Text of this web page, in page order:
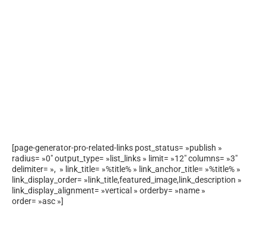
[page-generator-pro-related-links post_status= »publish »
radius= »0″ output_type= »list_links » limit= »12″ columns= »3″
delimiter= », » link_title= »%title% » link_anchor_title= »%title% »
link_display_order= »link_title,featured_image,link_description »
link_display_alignment= »vertical » orderby= »name »
order= »asc »]